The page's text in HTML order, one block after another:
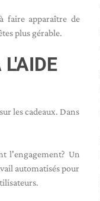
faire apparaître de
plus gérable.
les cadeaux. Dans
l'engagement? Un
automatisés pour